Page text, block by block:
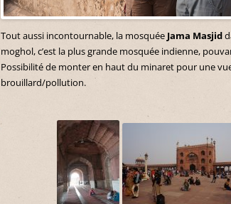
Tout aussi incontournable, la mosquée Jama Masjid
moghol, c’est la plus grande mosquée indienne,
Possibilité de monter en haut du minaret pour une
brouillard/pollution.